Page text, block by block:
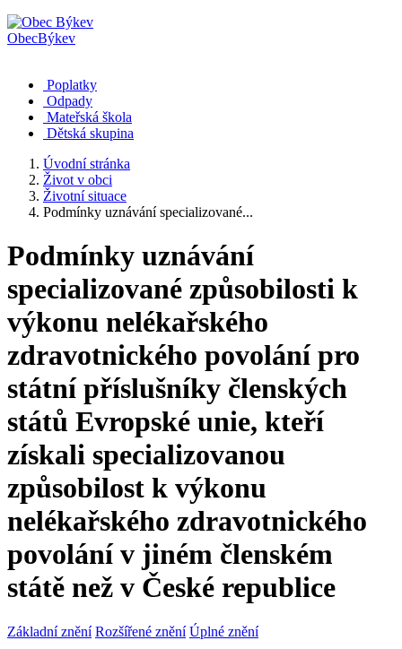
ObecBýkev
Poplatky
Odpady
Mateřská škola
Dětská skupina
Úvodní stránka
Život v obci
Životní situace
Podmínky uznávání specializované...
Podmínky uznávání
specializované způsobilosti k
výkonu nelékařského
zdravotnického povolání pro
státní příslušníky členských
států Evropské unie, kteří
získali specializovanou
způsobilost k výkonu
nelékařského zdravotnického
povolání v jiném členském
státě než v České republice
Základní znění Rozšířené znění Úplné znění